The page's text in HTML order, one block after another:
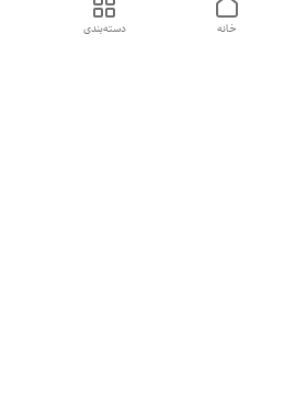
دسته‌بندی خانه